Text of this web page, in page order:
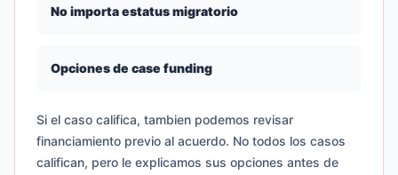
No importa estatus migratorio
Opciones de case funding
Si el caso califica, tambien podemos revisar
financiamiento previo al acuerdo. No todos los casos
califican, pero le explicamos sus opciones antes de